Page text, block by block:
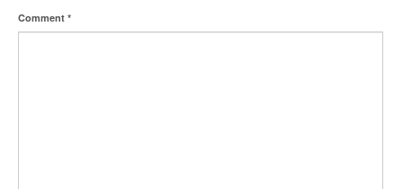
Comment *